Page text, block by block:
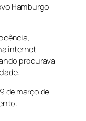
Hamburgo
internet
procurava
de março de